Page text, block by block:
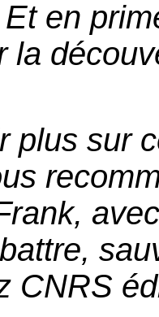
en
la
plus sur
CNRS